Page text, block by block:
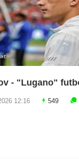
- "Lugano"
12:16 549